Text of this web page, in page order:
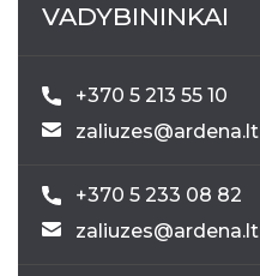
VADYBININKAI
+370 5 213 55 10
zaliuzes@ardena.lt
+370 5 233 08 82
zaliuzes@ardena.lt